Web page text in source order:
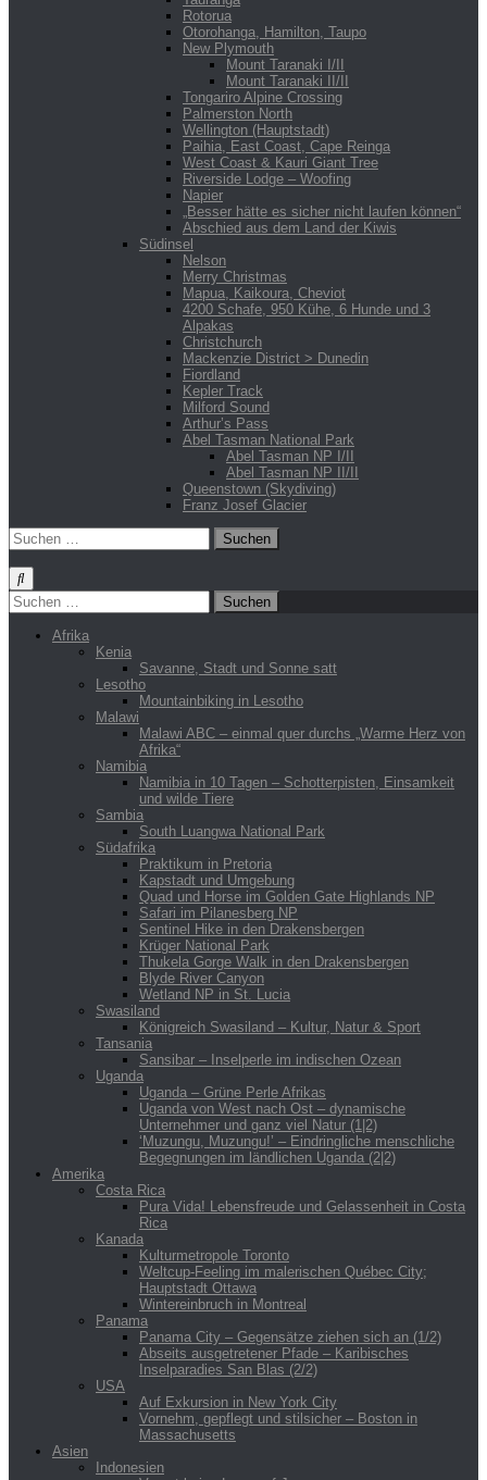
Rotorua
Otorohanga, Hamilton, Taupo
New Plymouth
Mount Taranaki I/II
Mount Taranaki II/II
Tongariro Alpine Crossing
Palmerston North
Wellington (Hauptstadt)
Paihia, East Coast, Cape Reinga
West Coast & Kauri Giant Tree
Riverside Lodge – Woofing
Napier
„Besser hätte es sicher nicht laufen können“
Abschied aus dem Land der Kiwis
Südinsel
Nelson
Merry Christmas
Mapua, Kaikoura, Cheviot
4200 Schafe, 950 Kühe, 6 Hunde und 3
Alpakas
Christchurch
Mackenzie District > Dunedin
Fiordland
Kepler Track
Milford Sound
Arthur’s Pass
Abel Tasman National Park
Abel Tasman NP I/II
Abel Tasman NP II/II
Queenstown (Skydiving)
Franz Josef Glacier
Suchen
nach:
Suchen
nach:
Afrika
Kenia
Savanne, Stadt und Sonne satt
Lesotho
Mountainbiking in Lesotho
Malawi
Malawi ABC – einmal quer durchs „Warme Herz von
Afrika“
Namibia
Namibia in 10 Tagen – Schotterpisten, Einsamkeit
und wilde Tiere
Sambia
South Luangwa National Park
Südafrika
Praktikum in Pretoria
Kapstadt und Umgebung
Quad und Horse im Golden Gate Highlands NP
Safari im Pilanesberg NP
Sentinel Hike in den Drakensbergen
Krüger National Park
Thukela Gorge Walk in den Drakensbergen
Blyde River Canyon
Wetland NP in St. Lucia
Swasiland
Königreich Swasiland – Kultur, Natur & Sport
Tansania
Sansibar – Inselperle im indischen Ozean
Uganda
Uganda – Grüne Perle Afrikas
Uganda von West nach Ost – dynamische
Unternehmer und ganz viel Natur (1|2)
‘Muzungu, Muzungu!’ – Eindringliche menschliche
Begegnungen im ländlichen Uganda (2|2)
Amerika
Costa Rica
Pura Vida! Lebensfreude und Gelassenheit in Costa
Rica
Kanada
Kulturmetropole Toronto
Weltcup-Feeling im malerischen Québec City;
Hauptstadt Ottawa
Wintereinbruch in Montreal
Panama
Panama City – Gegensätze ziehen sich an (1/2)
Abseits ausgetretener Pfade – Karibisches
Inselparadies San Blas (2/2)
USA
Auf Exkursion in New York City
Vornehm, gepflegt und stilsicher – Boston in
Massachusetts
Asien
Indonesien